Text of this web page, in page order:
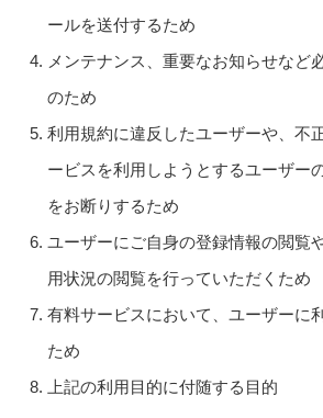
ールを送付するため
メンテナンス、重要なお知らせなど
のため
利用規約に違反したユーザーや、不
ービスを利用しようとするユーザー
をお断りするため
ユーザーにご自身の登録情報の閲覧
用状況の閲覧を行っていただくため
有料サービスにおいて、ユーザーに
ため
上記の利用目的に付随する目的